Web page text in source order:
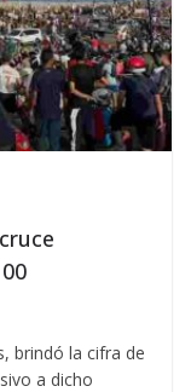
brindó la cifra de
a dicho